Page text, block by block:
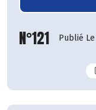
N°121 Publié